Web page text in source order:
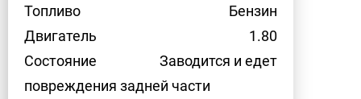
Топливо
Бензин
Двигатель
1.80
Состояние
Заводится и едет
повреждения задней части